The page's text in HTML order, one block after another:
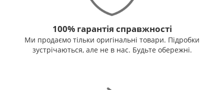
100% гарантія справжності
Ми продаємо тільки оригінальні товари. Підробки
зустрічаються, але не в нас. Будьте обережні.